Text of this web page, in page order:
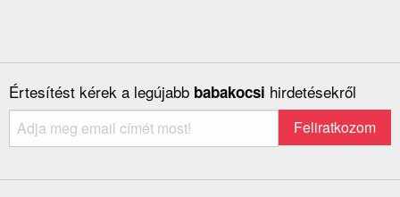
Értesítést kérek a legújabb babakocsi hirdetésekről